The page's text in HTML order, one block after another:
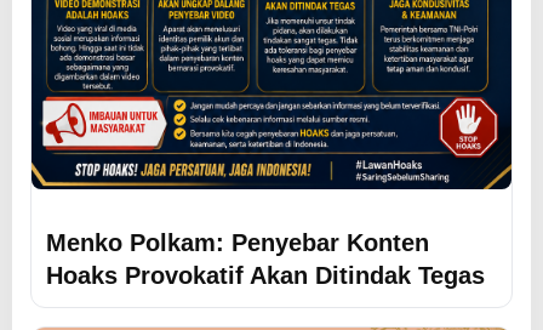
Menko Polkam: Penyebar Konten
Hoaks Provokatif Akan Ditindak Tegas